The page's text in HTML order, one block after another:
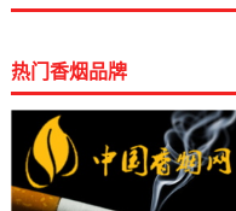
热门香烟品牌